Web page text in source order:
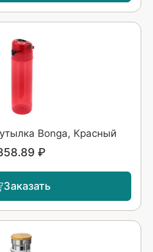
Bonga, Красный
₽
Заказать